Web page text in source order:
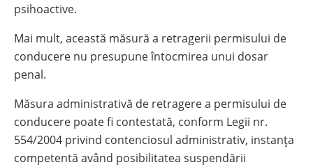
psihoactive.
Mai mult, această măsură a retragerii permisului de
conducere nu presupune întocmirea unui dosar
penal.
Măsura administrativă de retragere a permisului de
conducere poate fi contestată, conform Legii nr.
554/2004 privind contenciosul administrativ, instanța
competentă având posibilitatea suspendării